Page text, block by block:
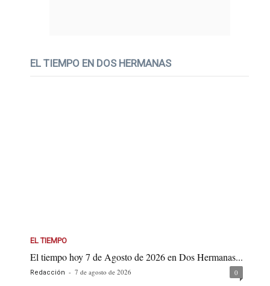
EL TIEMPO EN DOS HERMANAS
EL TIEMPO
El tiempo hoy 7 de Agosto de 2026 en Dos Hermanas...
Redacción - 7 de agosto de 2026 0